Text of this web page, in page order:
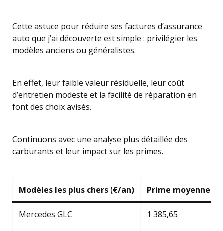
Cette astuce pour réduire ses factures d’assurance
auto que j’ai découverte est simple : privilégier les
modèles anciens ou généralistes.
En effet, leur faible valeur résiduelle, leur coût
d’entretien modeste et la facilité de réparation en
font des choix avisés.
Continuons avec une analyse plus détaillée des
carburants et leur impact sur les primes.
Modèles les plus chers (€/an) Prime moyenne (€)
Mercedes GLC 1 385,65